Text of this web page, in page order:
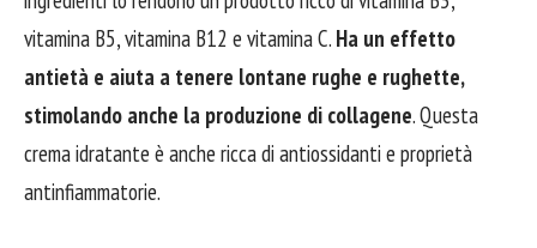
vitamina B5, vitamina B12 e vitamina C. Ha un effetto
antietà e aiuta a tenere lontane rughe e rughette,
stimolando anche la produzione di collagene. Questa
crema idratante è anche ricca di antiossidanti e proprietà
antinfiammatorie.